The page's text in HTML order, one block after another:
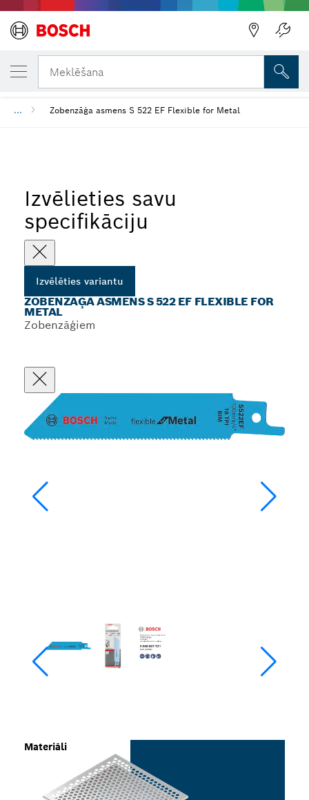
Meklēšana
... Zobenzāģa asmens S 522 EF Flexible for Metal
Izvēlieties savu
specifikāciju
Izvēlēties variantu
ZOBENZĀĢA ASMENS S 522 EF FLEXIBLE FOR
METAL
Zobenzāģiem
Materiāli
JŪSU IZVĒLĒTAIS VARIANTS
Zobenzāģa asmens S 522 EF Flexible for